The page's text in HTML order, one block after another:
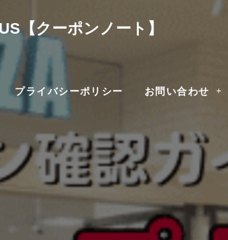
【クーポンノート】
プライバシーポリシー お問い合わせ